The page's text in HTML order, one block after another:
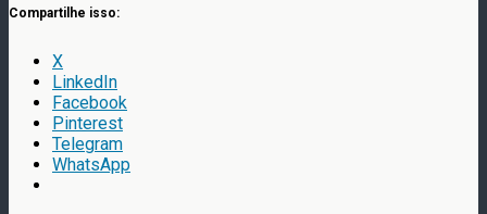
Compartilhe isso:
X
LinkedIn
Facebook
Pinterest
Telegram
WhatsApp